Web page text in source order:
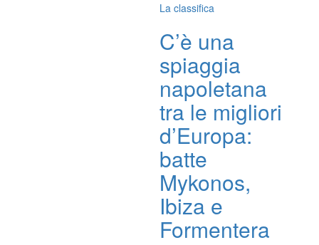
La classifica
C’è una
spiaggia
napoletana
tra le migliori
d’Europa:
batte
Mykonos,
Ibiza e
Formentera